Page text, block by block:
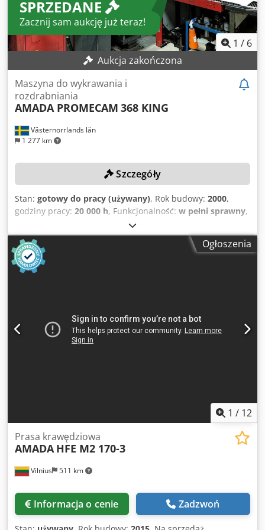
SPRZEDANE
Zacznij sam aukcję już teraz!
1 / 6
Aukcja zakończona
Västernorrlands län
1 277 km
Maszyna do wykrawania i
rozdrabniania
AMADA PROMECAM 368 KING
Szczegóły
Stan: gotowy do pracy (używany), Rok budowy: 2000,
godziny pracy: 20 000 h, Funkcjonalność: w pełni sprawny,
długość przedmiotu obrabianego (maks.):
szerokość przedmiotu obrabianego (maks.):1 500 mm,
SZCZEGÓŁY TECHNICZNE Wielkość blachy: 1 500 x 3 000
mm SZCZEGÓŁY MASZYNY Godziny pracy: 20 000 h Chedsw
Swdiepfx Abgsa WYPOSAŻENIE Obsługa materiałów
Ogłoszenia
1 / 12
Vilnius 511 km
Prasa krawędziowa
AMADA HFE M2 170-3
Informacja o cenie Zadzwoń